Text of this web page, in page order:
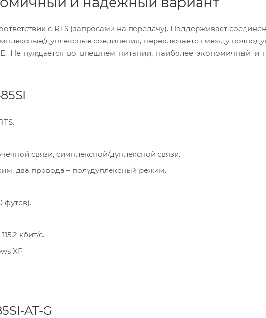
с RTS (запросами на передачу). Поддерживает
дуплексные соединения, переключается между
Не нуждается во внешнем питании, наиболее экономичный и
связи, симплексной/дуплексной связи.
два провода – полудуплексный режим.
футов).
кбит/с.
XP
AT-G